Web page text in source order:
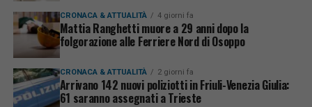
CRONACA & ATTUALITÀ 4 giorni fa
Mattia Ranghetti muore a 29 anni dopo la
folgorazione alle Ferriere Nord di Osoppo
CRONACA & ATTUALITÀ 2 giorni fa
Arrivano 142 nuovi poliziotti in Friuli-Venezia Giulia:
61 saranno assegnati a Trieste